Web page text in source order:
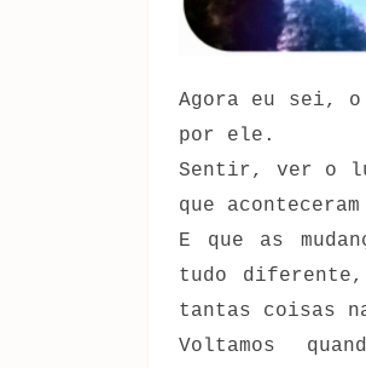
Agora eu sei, o
por ele.
Sentir, ver o
que
E que as
tudo
tantas coisas
Voltamos